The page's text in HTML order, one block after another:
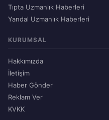
Tıpta Uzmanlık Haberleri
Yandal Uzmanlık Haberleri
KURUMSAL
Hakkımızda
İletişim
Haber Gönder
Reklam Ver
KVKK